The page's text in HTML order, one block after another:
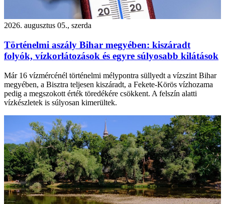
2026. augusztus 05., szerda
Történelmi aszály Bihar megyében: kiszáradt
folyók, vízkorlátozások és egyre súlyosabb kilátások
Már 16 vízmércénél történelmi mélypontra süllyedt a vízszint Bihar
megyében, a Bisztra teljesen kiszáradt, a Fekete-Körös vízhozama
pedig a megszokott érték töredékére csökkent. A felszín alatti
vízkészletek is súlyosan kimerültek.